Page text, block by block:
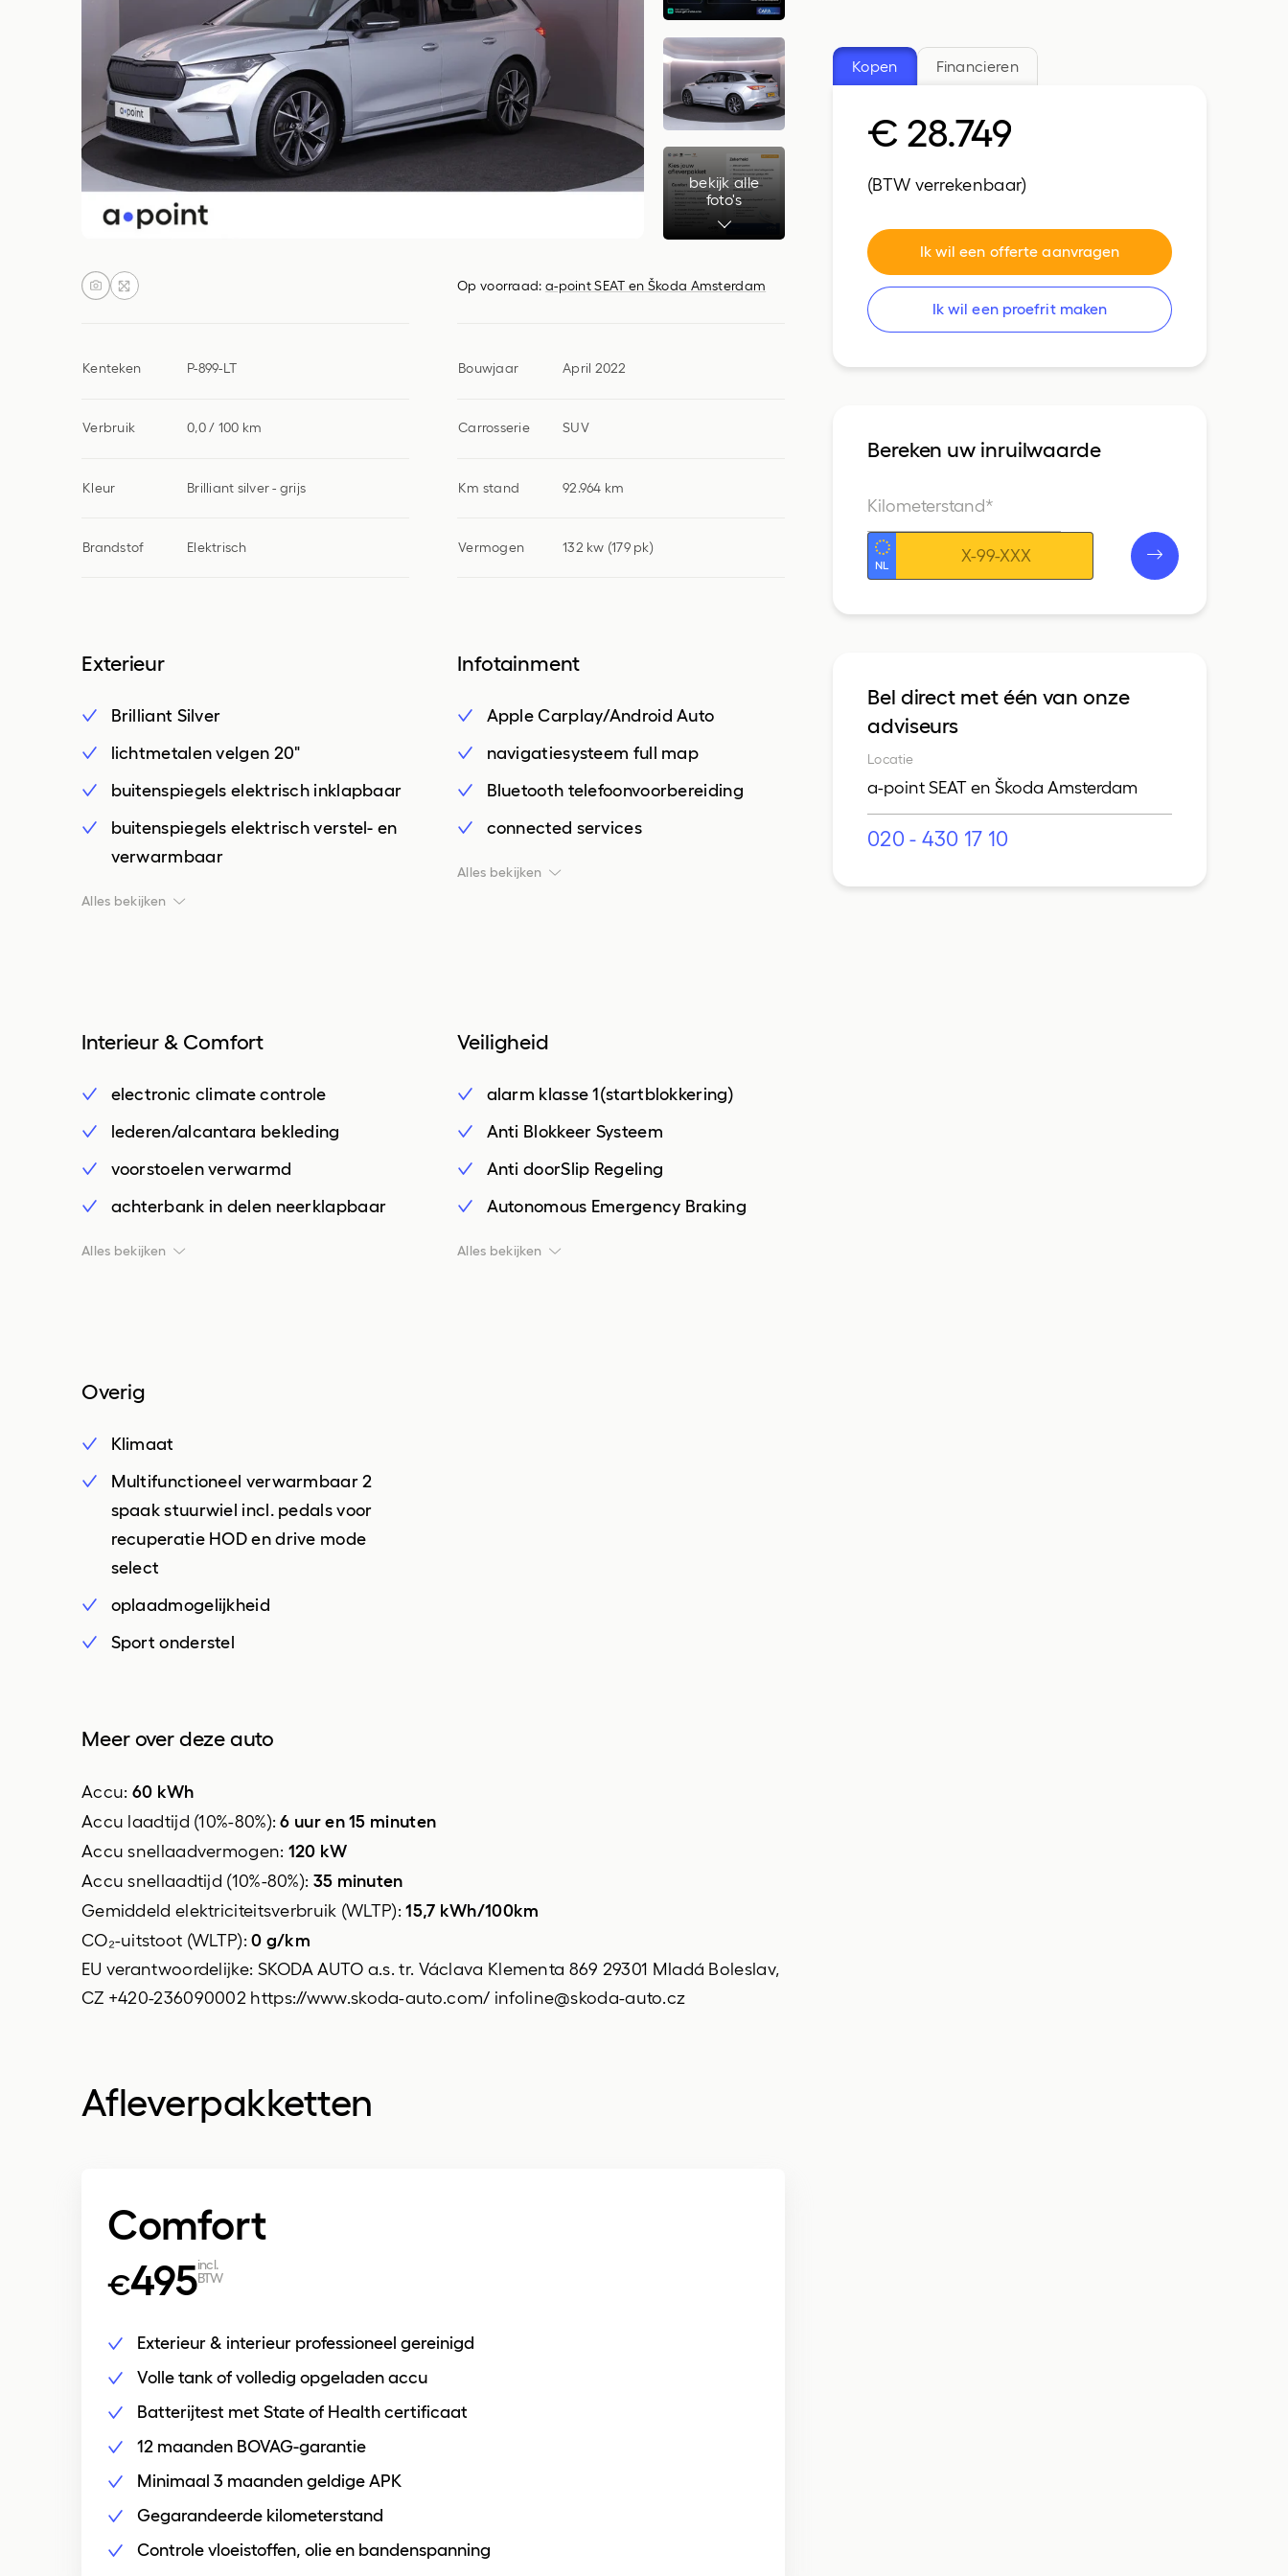
Vervangend vervoer
Kopen Financieren
€ 28.749
(BTW verrekenbaar)
Ik wil een offerte aanvragen
Ik wil een proefrit maken
Bereken uw inruilwaarde
Kilometerstand*
Kenteken
Bel direct met één van onze
adviseurs
Locatie
a-point SEAT en Škoda Amsterdam
020 - 430 17 10
bekijk alle
foto's
Op voorraad: a-point SEAT en Škoda Amsterdam
Kenteken P-899-LT Bouwjaar April 2022
Verbruik 0,0 / 100 km Carrosserie SUV
Kleur Brilliant silver - grijs Km stand 92.964 km
Brandstof Elektrisch Vermogen 132 kw (179 pk)
Exterieur
Brilliant Silver
lichtmetalen velgen 20"
buitenspiegels elektrisch inklapbaar
buitenspiegels elektrisch verstel- en
verwarmbaar
buitenspiegels met verlichting
glans exterieur delen
side-skirts
Alles bekijken
Infotainment
Apple Carplay/Android Auto
navigatiesysteem full map
Bluetooth telefoonvoorbereiding
connected services
DAB ontvanger
volledig digitaal instrumentenpaneel
Alles bekijken
Interieur & Comfort
electronic climate controle
lederen/alcantara bekleding
voorstoelen verwarmd
achterbank in delen neerklapbaar
achteruitrijcamera
bestuurdersstoel in hoogte
dimmend
cruise control
elektrische ramen achter
elektrische ramen voor
geluidsimulator
passagiersstoel in hoogte
sfeerverlichting
sportstuur
stuurwiel multifunctioneel
Alles bekijken
Veiligheid
alarm klasse 1(startblokkering)
Anti Blokkeer Systeem
Anti doorSlip Regeling
Autonomous Emergency Braking
bandenspanningscontrolesysteem
Alles bekijken
Overig
Klimaat
Multifunctioneel verwarmbaar 2
spaak stuurwiel incl. pedals voor
recuperatie HOD en drive mode
select
oplaadmogelijkheid
Sport onderstel
Meer over deze auto
Accu: 60 kWh
Accu laadtijd (10%-80%):6 uur en 15 minuten
Accu snellaadvermogen: 120 kW
Accu snellaadtijd (10%-80%): 35 minuten
Gemiddeld elektriciteitsverbruik (WLTP):15,7 kWh/100km
CO₂-uitstoot (WLTP):0 g/km
EU verantwoordelijke: SKODA AUTO a.s. tr. Václava Klementa 869 29301 Mladá Boleslav,
CZ +420-236090002 https://www.skoda-auto.com/ infoline@skoda-auto.cz
Afleverpakketten
Comfort
€495incl.
BTW
Exterieur & interieur professioneel gereinigd
Volle tank of volledig opgeladen accu
Batterijtest met State of Health certificaat
12 maanden BOVAG-garantie
Minimaal 3 maanden geldige APK
Gegarandeerde kilometerstand
Controle vloeistoffen, olie en bandenspanning